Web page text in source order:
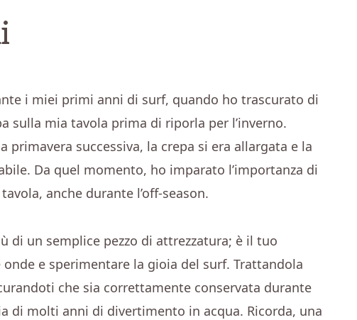
i miei primi anni di surf, quando ho trascurato di
sulla mia tavola prima di riporla per l’inverno.
primavera successiva, la crepa si era allargata e la
Da quel momento, ho imparato l’importanza di
anche durante l’off-season.
di un semplice pezzo di attrezzatura; è il tuo
e sperimentare la gioia del surf. Trattandola
che sia correttamente conservata durante
di molti anni di divertimento in acqua. Ricorda, una